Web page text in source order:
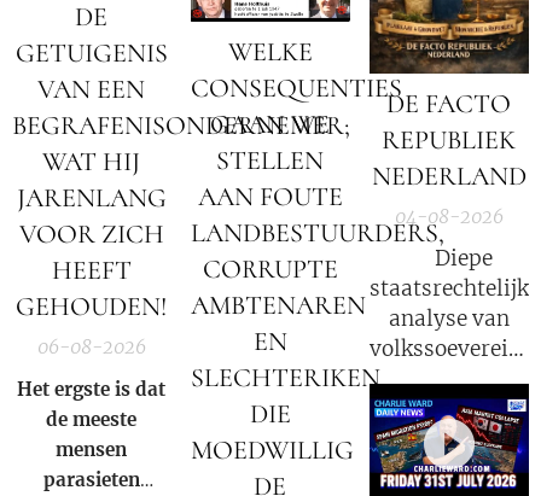
DE
GETUIGENIS
VAN EEN
BEGRAFENISONDERNEMER;
WAT HIJ
JARENLANG
VOOR ZICH
HEEFT
GEHOUDEN!
06-08-2026
Het ergste is dat
de meeste
mensen
parasieten
DE FACTO
REPUBLIEK
NEDERLAND
04-08-2026
⚖️ Diepe
staatsrechtelijke
analyse van
in Nederland
WELKE
CONSEQUENTIES
GAAN WE
STELLEN
AAN FOUTE
LANDBESTUURDERS,
CORRUPTE
AMBTENAREN
EN
SLECHTERIKEN
DIE
MOEDWILLIG
DE